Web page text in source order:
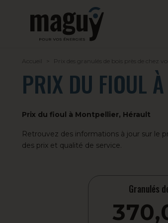
Accueil Prix des granulés de bois près de chez
PRIX DU FIOUL
Prix du fioul à Montpellier, Hérault
Retrouvez des informations à jour sur le
des prix et qualité de service.
Granulés